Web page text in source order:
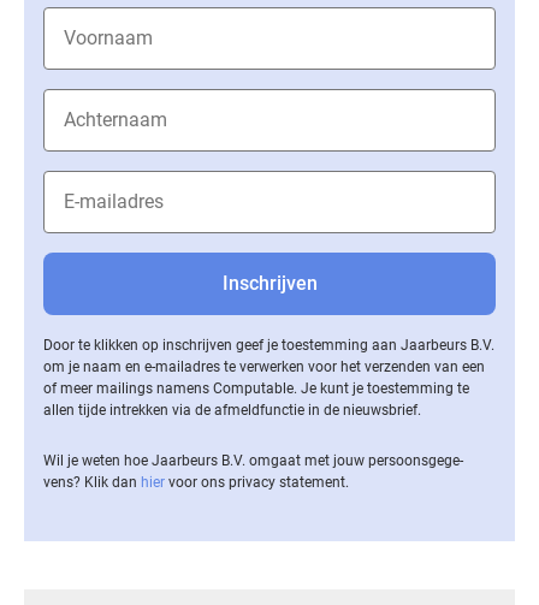
Door te klikken op inschrijven geef je toestemming aan Jaarbeurs B.V.
om je naam en e-mailadres te verwerken voor het verzenden van een
of meer mailings namens Computable. Je kunt je toestemming te
allen tijde intrekken via de af­meld­func­tie in de nieuwsbrief.
Wil je weten hoe Jaarbeurs B.V. omgaat met jouw per­soons­ge­ge­
vens? Klik dan hier voor ons privacy statement.